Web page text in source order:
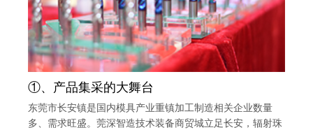
①、产品集采的大舞台
东莞市长安镇是国内模具产业重镇加工制造相关企业数量
多、需求旺盛。莞深智造技术装备商贸城立足长安，辐射珠